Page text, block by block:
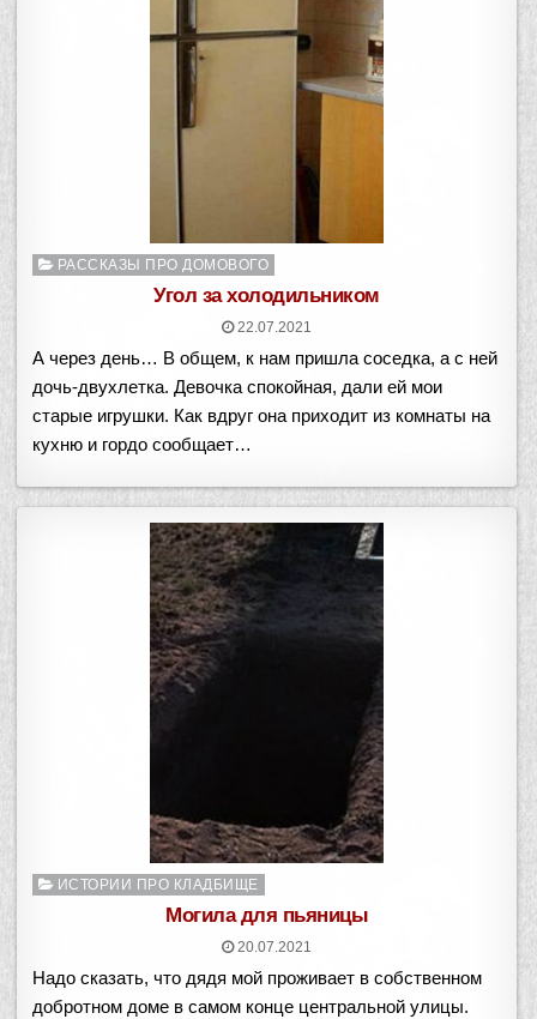
Опубликовано
РАССКАЗЫ ПРО ДОМОВОГО
Угол за холодильником
22.07.2021
А через день… В общем, к нам пришла соседка, а с ней
дочь-двухлетка. Девочка спокойная, дали ей мои
старые игрушки. Как вдруг она приходит из комнаты на
кухню и гордо сообщает…
Опубликовано
ИСТОРИИ ПРО КЛАДБИЩЕ
Могила для пьяницы
20.07.2021
Надо сказать, что дядя мой проживает в собственном
добротном доме в самом конце центральной улицы.